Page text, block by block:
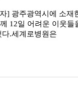
] 광주광역시에 소재
12일 어려운 이웃들
.세계로병원은